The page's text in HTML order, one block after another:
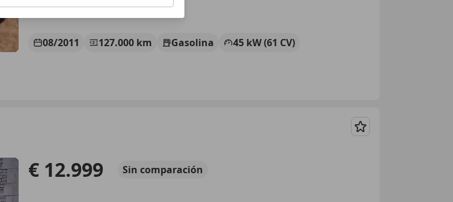
08/2011 127.000 km Gasolina
45 kW (61 CV)
Guardar
€ 12.999 Sin comparación